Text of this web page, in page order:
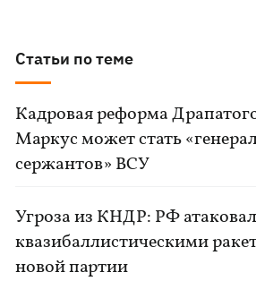
Статьи по теме
Кадровая реформа
Маркус может стать
сержантов» ВСУ
Угроза из КНДР: РФ
квазибаллистическими
новой партии